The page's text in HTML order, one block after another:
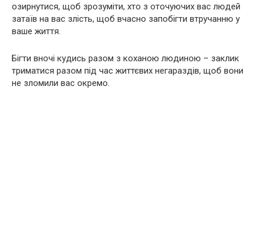
озирнутися, щоб зрозуміти, хто з оточуючих вас людей
затаїв на вас злість, щоб вчасно запобігти втручанню у
ваше життя.
Бігти вночі кудись разом з коханою людиною – заклик
триматися разом під час життєвих негараздів, щоб вони
не зломили вас окремо.